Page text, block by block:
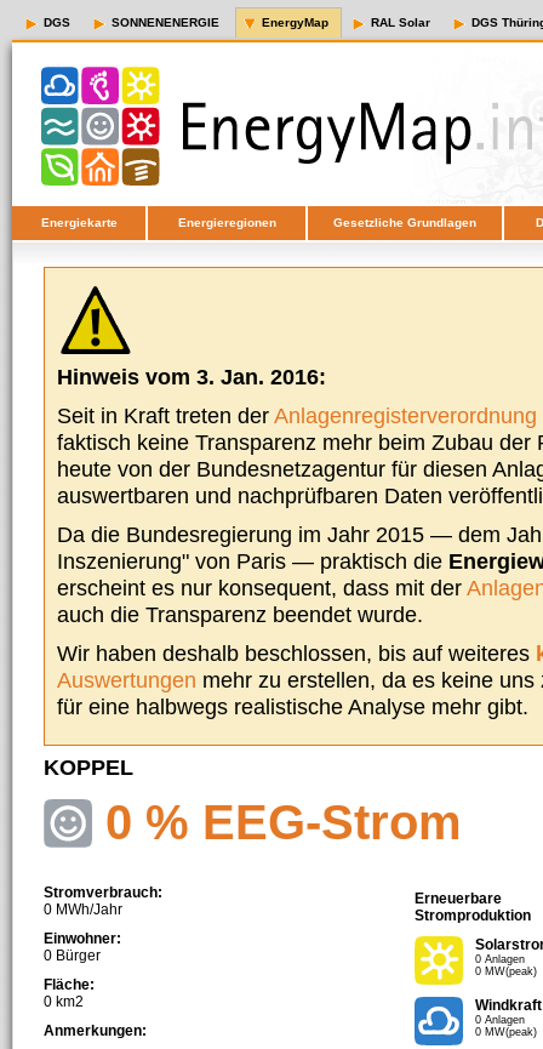
DGS SONNENENERGIE EnergyMap RAL Solar DGS
Energiekarte Energieregionen Gesetzliche Grundlagen
Hinweis vom 3. Jan. 2016:
Seit in Kraft treten derAnlagenregisterverordnung
faktisch keine Transparenz mehr beim Zubau der
heute von der Bundesnetzagentur für diesen
auswertbaren und nachprüfbaren Daten
Da die Bundesregierung im Jahr 2015 — dem
Inszenierung" von Paris — praktisch die
erscheint es nur konsequent, dass mit der
auch die Transparenz beendet wurde.
Wir haben deshalb beschlossen, bis auf weiteres
Auswertungen mehr zu erstellen, da es keine
für eine halbwegs realistische Analyse mehr gibt.
KOPPEL
0 % EEG-Strom
Stromverbrauch:
0 MWh/Jahr
Einwohner:
0 Bürger
Fläche:
0 km2
Anmerkungen:
Erneuerbare
Stromproduktion
0 Anlagen
0 MW(peak)
Windkraft
0 Anlagen
0 MW(peak)